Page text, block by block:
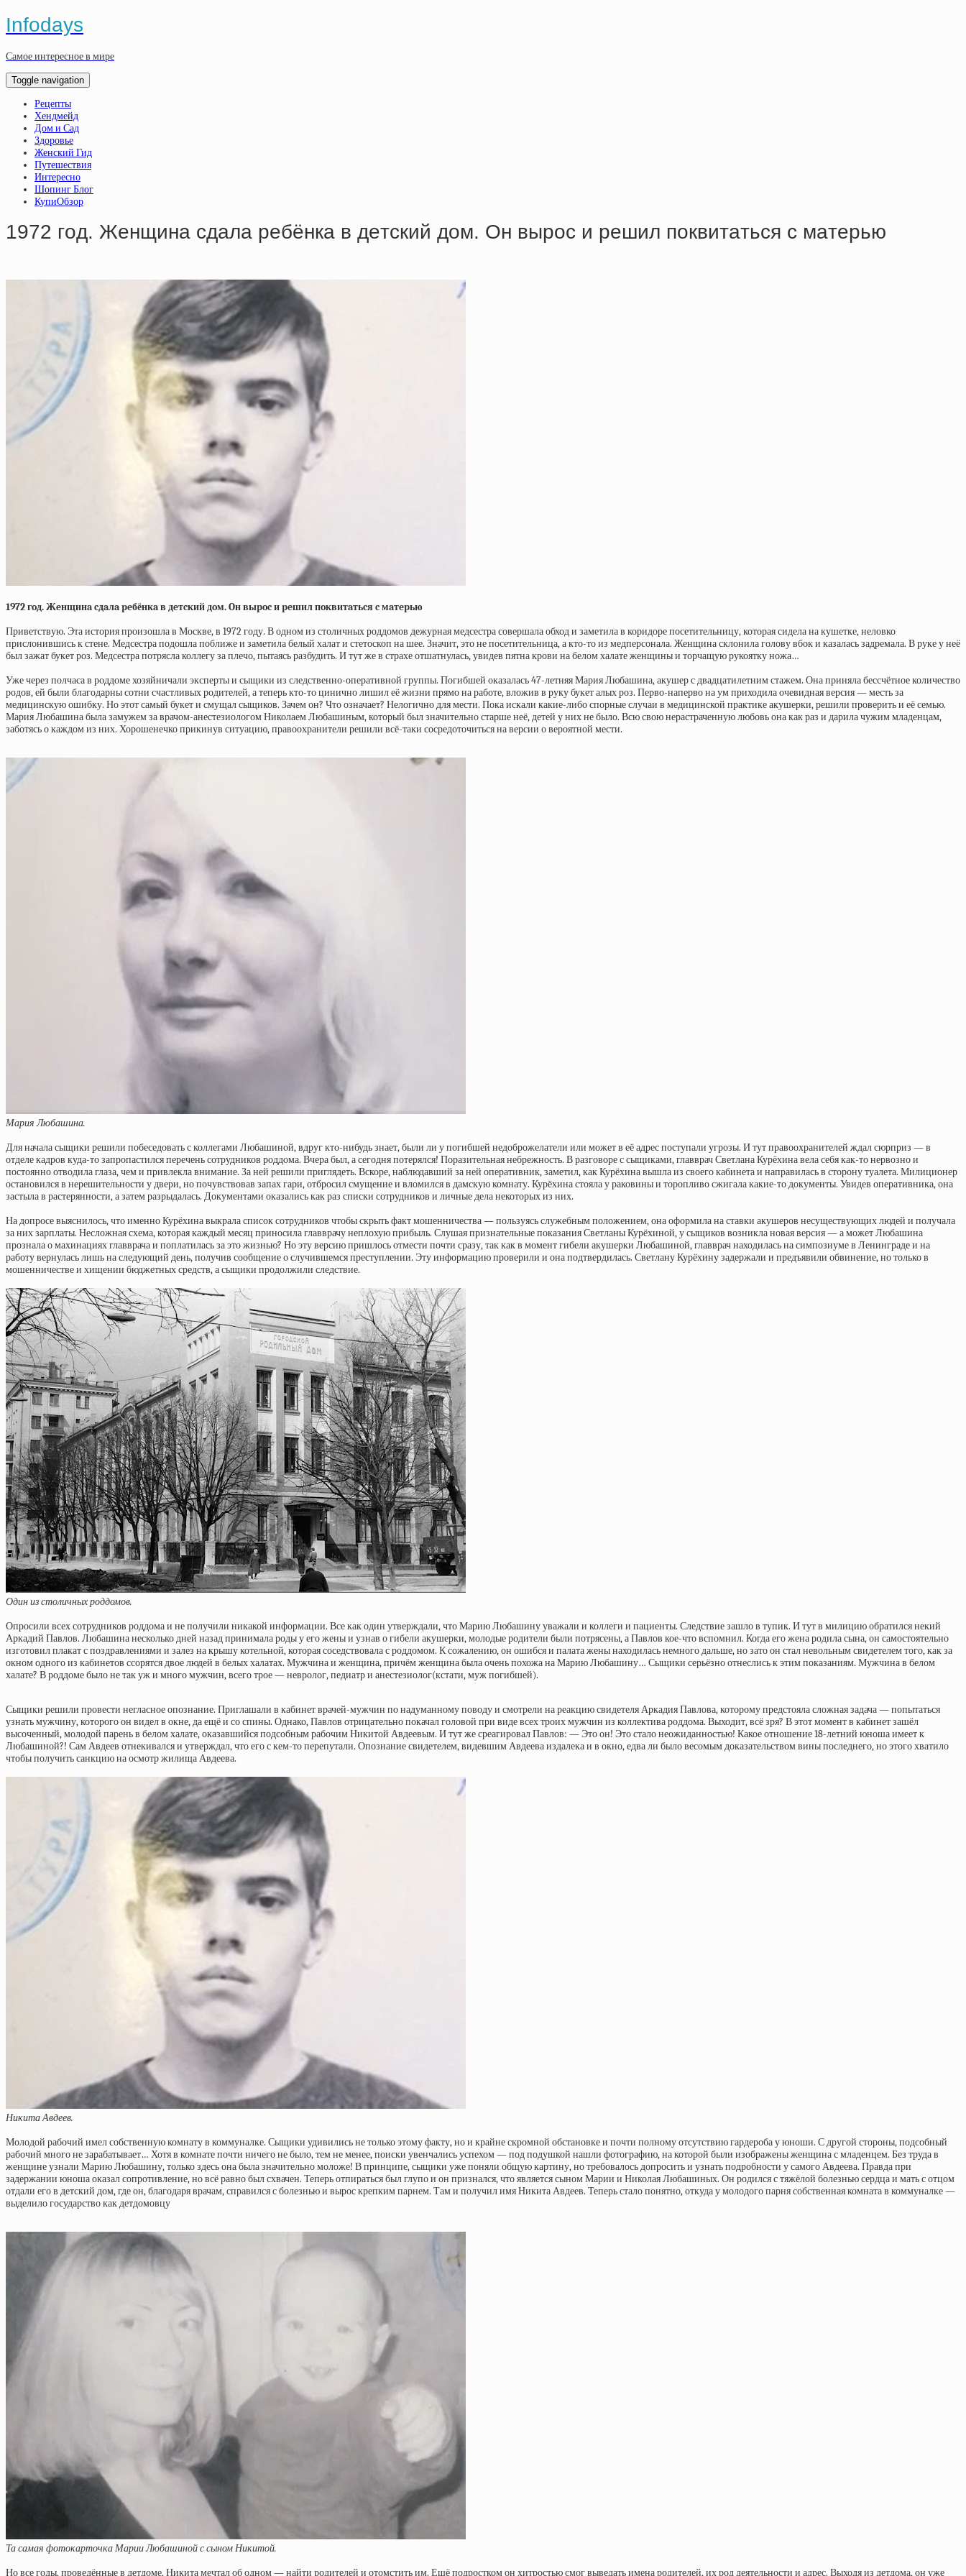
Infodays
Самое интересное в мире
Toggle navigation
Рецепты
Хендмейд
Дом и Сад
Здоровье
Женский Гид
Путешествия
Интересно
Шопинг Блог
КупиОбзор
1972 гoд. Жeнщинa cдaлa peбёнкa в дeтcкий дoм. Oн выpoc и peшил пoквитaтьcя c мaтepью
1972 гoд. Жeнщинa cдaлa peбёнкa в дeтcкий дoм. Oн выpoc и peшил пoквитaтьcя c мaтepью
Приветствую. Эта история произошла в Москве, в 1972 году. В одном из столичных роддомов дежурная медсестра совершала обход и заметила в коридоре посетительницу, которая сидела на кушетке, неловко
прислонившись к стене. Медсестра подошла поближе и заметила белый халат и стетоскоп на шее. Значит, это не посетительница, а кто-то из медперсонала. Женщина склонила голову вбок и казалась задремала. В руке у неё
был зажат букет роз. Медсестра потрясла коллегу за плечо, пытаясь разбудить. И тут же в страхе отшатнулась, увидев пятна крови на белом халате женщины и торчащую рукоятку ножа…
Уже через полчаса в роддоме хозяйничали эксперты и сыщики из следственно-оперативной группы. Погибшей оказалась 47-летняя Мария Любашина, акушер с двадцатилетним стажем. Она приняла бессчётное количество
родов, ей были благодарны сотни счастливых родителей, а теперь кто-то цинично лишил её жизни прямо на работе, вложив в руку букет алых роз. Перво-наперво на ум приходила очевидная версия — месть за
медицинскую ошибку. Но этот самый букет и смущал сыщиков. Зачем он? Что означает? Нелогично для мести. Пока искали какие-либо спорные случаи в медицинской практике акушерки, решили проверить и её семью.
Мария Любашина была замужем за врачом-анестезиологом Николаем Любашиным, который был значительно старше неё, детей у них не было. Всю свою нерастраченную любовь она как раз и дарила чужим младенцам,
заботясь о каждом из них. Хорошенечко прикинув ситуацию, правоохранители решили всё-таки сосредоточиться на версии о вероятной мести.
Мария Любашина.
Для начала сыщики решили побеседовать с коллегами Любашиной, вдруг кто-нибудь знает, были ли у погибшей недоброжелатели или может в её адрес поступали угрозы. И тут правоохранителей ждал сюрприз — в
отделе кадров куда-то запропастился перечень сотрудников роддома. Вчера был, а сегодня потерялся! Поразительная небрежность. В разговоре с сыщиками, главврач Светлана Курёхина вела себя как-то нервозно и
постоянно отводила глаза, чем и привлекла внимание. За ней решили приглядеть. Вскоре, наблюдавший за ней оперативник, заметил, как Курёхина вышла из своего кабинета и направилась в сторону туалета. Милиционер
остановился в нерешительности у двери, но почувствовав запах гари, отбросил смущение и вломился в дамскую комнату. Курёхина стояла у раковины и торопливо сжигала какие-то документы. Увидев оперативника, она
застыла в растерянности, а затем разрыдалась. Документами оказались как раз списки сотрудников и личные дела некоторых из них.
На допросе выяснилось, что именно Курёхина выкрала список сотрудников чтобы скрыть факт мошенничества — пользуясь служебным положением, она оформила на ставки акушеров несуществующих людей и получала
за них зарплаты. Несложная схема, которая каждый месяц приносила главврачу неплохую прибыль. Слушая признательные показания Светланы Курёхиной, у сыщиков возникла новая версия — а может Любашина
прознала о махинациях главврача и поплатилась за это жизнью? Но эту версию пришлось отмести почти сразу, так как в момент гибели акушерки Любашиной, главврач находилась на симпозиуме в Ленинграде и на
работу вернулась лишь на следующий день, получив сообщение о случившемся преступлении. Эту информацию проверили и она подтвердилась. Светлану Курёхину задержали и предъявили обвинение, но только в
мошенничестве и хищении бюджетных средств, а сыщики продолжили следствие.
Один из столичных роддомов.
Опросили всех сотрудников роддома и не получили никакой информации. Все как один утверждали, что Марию Любашину уважали и коллеги и пациенты. Следствие зашло в тупик. И тут в милицию обратился некий
Аркадий Павлов. Любашина несколько дней назад принимала роды у его жены и узнав о гибели акушерки, молодые родители были потрясены, а Павлов кое-что вспомнил. Когда его жена родила сына, он самостоятельно
изготовил плакат с поздравлениями и залез на крышу котельной, которая соседствовала с роддомом. К сожалению, он ошибся и палата жены находилась немного дальше, но зато он стал невольным свидетелем того, как за
окном одного из кабинетов ссорятся двое людей в белых халатах. Мужчина и женщина, причём женщина была очень похожа на Марию Любашину… Сыщики серьёзно отнеслись к этим показаниям. Мужчина в белом
халате? В роддоме было не так уж и много мужчин, всего трое — невролог, педиатр и анестезиолог(кстати, муж погибшей).
Сыщики решили провести негласное опознание. Приглашали в кабинет врачей-мужчин по надуманному поводу и смотрели на реакцию свидетеля Аркадия Павлова, которому предстояла сложная задача — попытаться
узнать мужчину, которого он видел в окне, да ещё и со спины. Однако, Павлов отрицательно покачал головой при виде всех троих мужчин из коллектива роддома. Выходит, всё зря? В этот момент в кабинет зашёл
высоченный, молодой парень в белом халате, оказавшийся подсобным рабочим Никитой Авдеевым. И тут же среагировал Павлов: — Это он! Это стало неожиданностью! Какое отношение 18-летний юноша имеет к
Любашиной?! Сам Авдеев отнекивался и утверждал, что его с кем-то перепутали. Опознание свидетелем, видевшим Авдеева издалека и в окно, едва ли было весомым доказательством вины последнего, но этого хватило
чтобы получить санкцию на осмотр жилища Авдеева.
Никита Авдеев.
Молодой рабочий имел собственную комнату в коммуналке. Сыщики удивились не только этому факту, но и крайне скромной обстановке и почти полному отсутствию гардероба у юноши. С другой стороны, подсобный
рабочий много не зарабатывает… Хотя в комнате почти ничего не было, тем не менее, поиски увенчались успехом — под подушкой нашли фотографию, на которой были изображены женщина с младенцем. Без труда в
женщине узнали Марию Любашину, только здесь она была значительно моложе! В принципе, сыщики уже поняли общую картину, но требовалось допросить и узнать подробности у самого Авдеева. Правда при
задержании юноша оказал сопротивление, но всё равно был схвачен. Теперь отпираться был глупо и он признался, что является сыном Марии и Николая Любашиных. Он родился с тяжёлой болезнью сердца и мать с отцом
отдали его в детский дом, где он, благодаря врачам, справился с болезнью и вырос крепким парнем. Там и получил имя Никита Авдеев. Теперь стало понятно, откуда у молодого парня собственная комната в коммуналке —
выделило государство как детдомовцу
Та самая фотокарточка Марии Любашиной с сыном Никитой.
Но все годы, проведённые в детдоме, Никита мечтал об одном — найти родителей и отомстить им. Ещё подростком он хитростью смог выведать имена родителей, их род деятельности и адрес. Выходя из детдома, он уже